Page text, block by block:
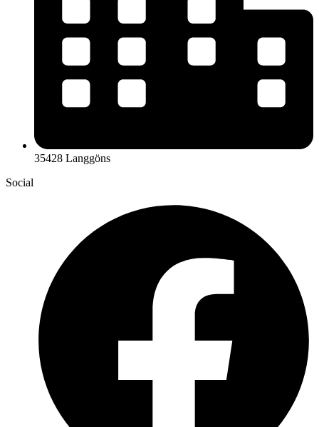
35428 Langgöns
Social